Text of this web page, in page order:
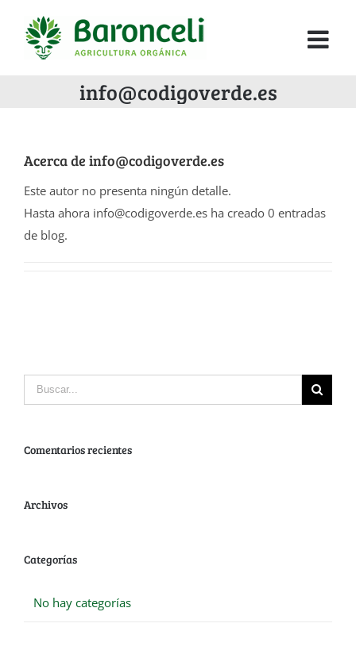
info@codigoverde.es
Acerca de info@codigoverde.es
Este autor no presenta ningún detalle.
Hasta ahora info@codigoverde.es ha creado 0 entradas
de blog.
Comentarios recientes
Archivos
Categorías
No hay categorías